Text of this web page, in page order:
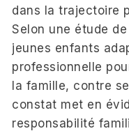
dans la trajectoire
Selon une étude
jeunes enfants
professionnelle
la famille, contre
constat met en
responsabilité